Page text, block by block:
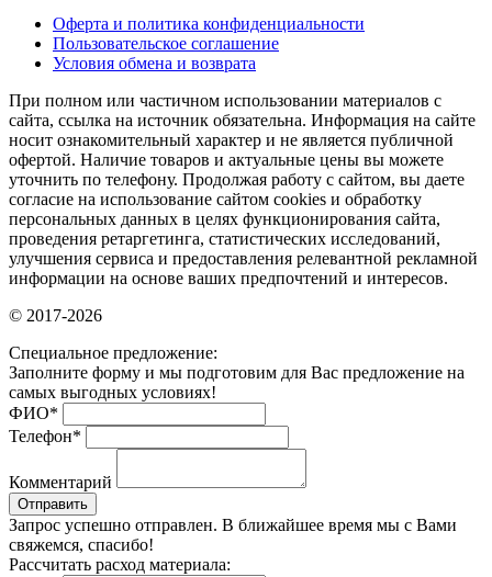
Оферта и политика конфиденциальности
Пользовательское соглашение
Условия обмена и возврата
При полном или частичном использовании материалов с
сайта, ссылка на источник обязательна. Информация на сайте
носит ознакомительный характер и не является публичной
офертой. Наличие товаров и актуальные цены вы можете
уточнить по телефону. Продолжая работу с сайтом, вы даете
согласие на использование сайтом cookies и обработку
персональных данных в целях функционирования сайта,
проведения ретаргетинга, статистических исследований,
улучшения сервиса и предоставления релевантной рекламной
информации на основе ваших предпочтений и интересов.
© 2017-2026
Специальное предложение:
Заполните форму и мы подготовим для Вас предложение на
самых выгодных условиях!
ФИО*
Телефон*
Комментарий
Отправить
Запрос успешно отправлен. В ближайшее время мы с Вами
свяжемся, спасибо!
Рассчитать расход материала: